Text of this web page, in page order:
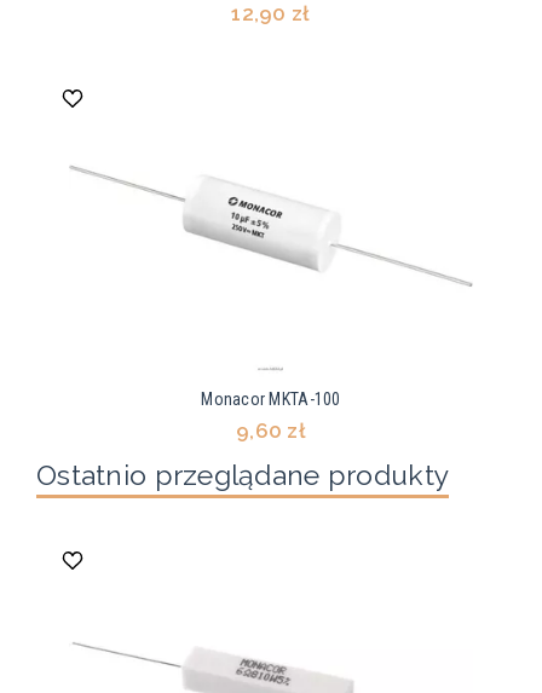
12,90 zł
Monacor MKTA-100
9,60 zł
Ostatnio przeglądane produkty